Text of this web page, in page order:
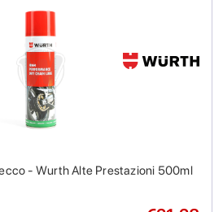
- Wurth Alte Prestazioni 500ml